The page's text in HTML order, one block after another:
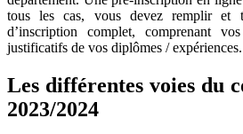
tous les cas, vous devez remplir et
d’inscription complet, comprenant
justificatifs de vos diplômes / expériences.
Les différentes voies du
2023/2024